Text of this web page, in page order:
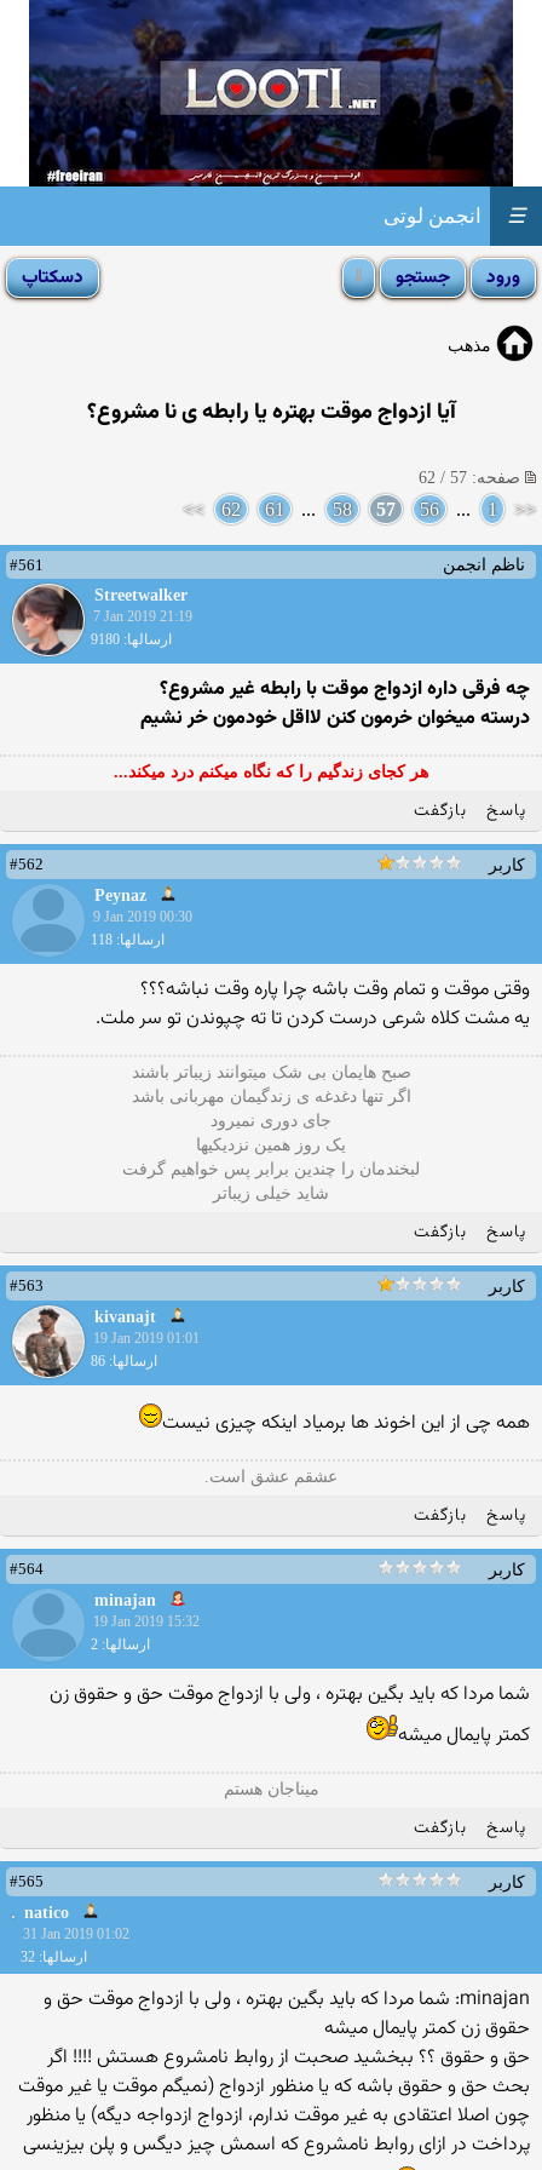
انجمن لوتی ☰
مذهب
آیا ازدواج موقت بهتره یا رابطه ی نا مشروع؟
صفحه: 57 / 62
<<
1
...
56
57
58
...
61
62
>>
ناظم انجمن
#561
Streetwalker
7 Jan 2019 21:19
ارسالها: 9180
چه فرقی داره ازدواج موقت با رابطه غیر مشروع؟
درسته میخوان خرمون کنن لااقل خودمون خر نشیم
هر کجای زندگیم را که نگاه میکنم درد میکند...
پاسخ بازگفت
کاربر
#562
Peynaz
9 Jan 2019 00:30
ارسالها: 118
وقتی موقت و تمام وقت باشه چرا پاره وقت نباشه؟؟؟
یه مشت کلاه شرعی درست کردن تا ته چپوندن تو سر ملت.
صبح هایمان بی شک میتوانند زیباتر باشند
اگر تنها دغدغه ی زندگیمان مهربانی باشد
جای دوری نمیرود
یک روز همین نزدیکیها
لبخندمان را چندین برابر پس خواهیم گرفت
شاید خیلی زیباتر
پاسخ بازگفت
کاربر
#563
kivanajt
19 Jan 2019 01:01
ارسالها: 86
همه چی از این اخوند ها برمیاد اینکه چیزی نیست
عشقم عشق است.
پاسخ بازگفت
کاربر
#564
minajan
19 Jan 2019 15:32
ارسالها: 2
شما مردا که باید بگین بهتره ، ولی با ازدواج موقت حق و حقوق زن
کمتر پایمال میشه
میناجان هستم
پاسخ بازگفت
کاربر
#565
natico
31 Jan 2019 01:02
ارسالها: 32
minajan: شما مردا که باید بگین بهتره ، ولی با ازدواج موقت حق و
حقوق زن کمتر پایمال میشه
حق و حقوق ؟؟ ببخشید صحبت از روابط نامشروع هستش !!!! اگر
بحث حق و حقوق باشه که یا منظور ازدواج (نمیگم موقت یا غیر موقت
چون اصلا اعتقادی به غیر موقت ندارم، ازدواج ازدواجه دیگه) یا منظور
پرداخت در ازای روابط نامشروع که اسمش چیز دیگس و پلن بیزینسی